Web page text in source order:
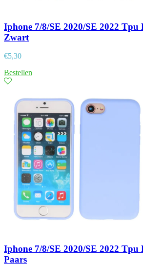
Iphone 7/8/SE 2020/SE 2022 Tpu
Zwart
€5,30
Bestellen
Iphone 7/8/SE 2020/SE 2022 Tpu
Paars